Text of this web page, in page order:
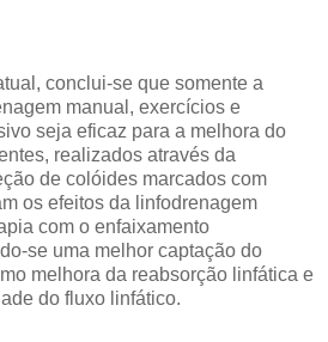
conclui-se que somente a
manual, exercícios e
seja eficaz para a melhora do
realizados através da
de colóides marcados com
os efeitos da linfodrenagem
com o enfaixamento
se uma melhor captação do
melhora da reabsorção linfática e
do fluxo linfático.